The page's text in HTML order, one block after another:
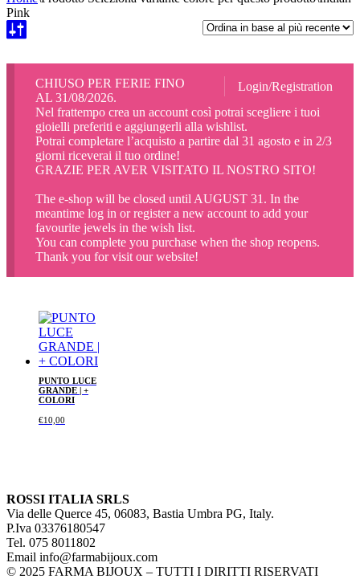
Pink
Login/Registration
CHIUSO PER FERIE FINO
AL 31/08/2026.
Nel frattempo crea un account così potrai scegliere i tuoi
gioielli preferiti e aggiungerli alla wishlist.
Potrai completare l’acquisto a partire dal 31 agosto e in 2/3
giorni riceverai il tuo ordine!
GRAZIE PER AVER VISITATO IL NOSTRO SITO!
The e-shop will be closed until AUGUST 31. In the
meantime log in or register a new account to add your
favourite jewels in the wish list.
You can complete you purchase when the shop reopens.
Thank you for visit our website!
PUNTO LUCE
GRANDE | +
COLORI
€10,00
ROSSI ITALIA SRLS
Via delle Querce 45, 06083, Bastia Umbra PG, Italy.
P.Iva 03376180547
Tel. 075 8011802
Email info@farmabijoux.com
© 2025 FARMA BIJOUX – TUTTI I DIRITTI RISERVATI